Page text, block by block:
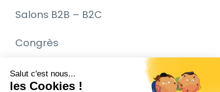
Salons B2B – B2C
Congrès
Remise de prix – Awards